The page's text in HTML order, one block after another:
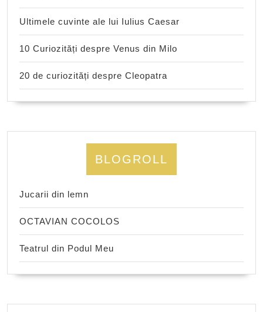
Ultimele cuvinte ale lui Iulius Caesar
10 Curiozități despre Venus din Milo
20 de curiozități despre Cleopatra
BLOGROLL
Jucarii din lemn
OCTAVIAN COCOLOS
Teatrul din Podul Meu